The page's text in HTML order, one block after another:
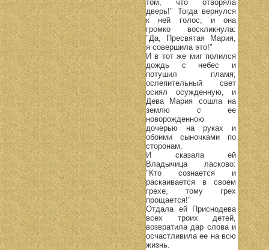
том, что отворяла
дверь!" Тогда вернулся
к ней голос, и она
громко воскликнула:
"Да, Пресвятая Мария,
я совершила это!"
И в тот же миг полился
дождь с небес и
потушил пламя;
ослепительный свет
осиял осужденную, и
Дева Мария сошла на
землю с ее
новорожденною
дочерью на руках и
обоими сыночками по
сторонам.
И сказала ей
Владычица ласково:
"Кто сознается и
раскаивается в своем
грехе, тому грех
прощается!"
Отдала ей Приснодева
всех троих детей,
возвратила дар слова и
осчастливила ее на всю
жизнь.